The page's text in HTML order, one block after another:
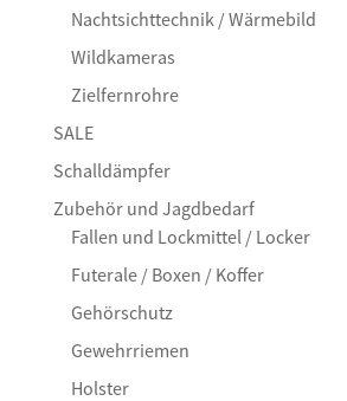
Nachtsichttechnik / Wärmebild
Wildkameras
Zielfernrohre
SALE
Schalldämpfer
Zubehör und Jagdbedarf
Fallen und Lockmittel / Locker
Futerale / Boxen / Koffer
Gehörschutz
Gewehrriemen
Holster